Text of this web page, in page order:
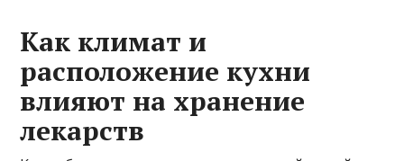
Как климат и
расположение кухни
влияют на хранение
лекарств